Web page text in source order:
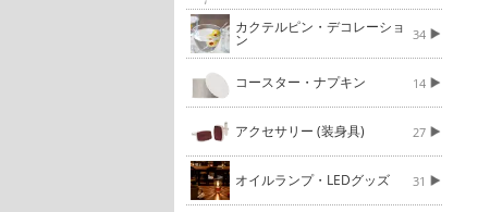
カクテルピン・デコレーショ
ン 34
コースター・ナプキン 14
アクセサリー (装身具) 27
オイルランプ・LEDグッズ 31